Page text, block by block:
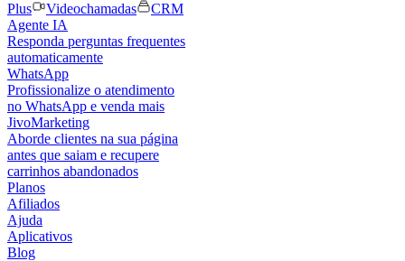
Plus
Videochamadas
CRM
Agente IA
Responda perguntas frequentes
automaticamente
WhatsApp
Profissionalize o atendimento
no WhatsApp e venda mais
JivoMarketing
Aborde clientes na sua página
antes que saiam e recupere
carrinhos abandonados
Planos
Afiliados
Ajuda
Aplicativos
Blog